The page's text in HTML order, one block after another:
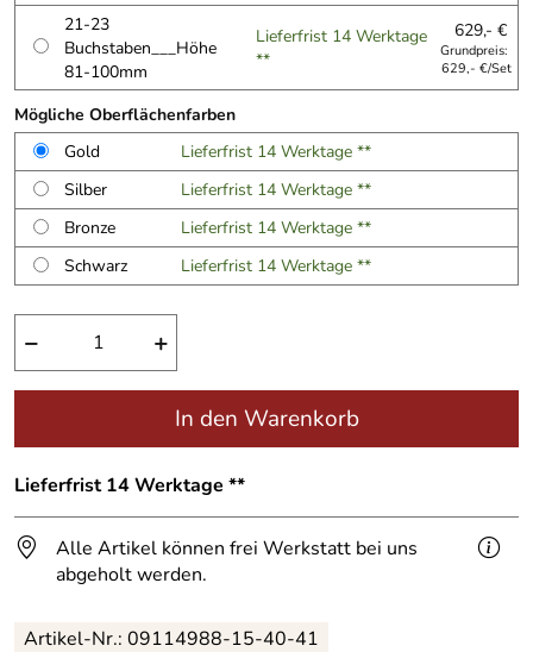
21-23
Buchstaben___Höhe
81-100mm
Lieferfrist 14 Werktage
**
629,- €
Grundpreis:
629,- €/Set
Mögliche Oberflächenfarben
Gold
Lieferfrist 14 Werktage **
Silber
Lieferfrist 14 Werktage **
Bronze
Lieferfrist 14 Werktage **
Schwarz
Lieferfrist 14 Werktage **
− +
In den Warenkorb
Lieferfrist 14 Werktage **
Alle Artikel können frei Werkstatt bei uns
abgeholt werden.
Artikel-Nr.: 09114988-15-40-41